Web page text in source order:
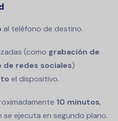
al teléfono de destino.
(como grabación de
redes sociales)
el dispositivo.
10 minutos,
se ejecuta en segundo plano.